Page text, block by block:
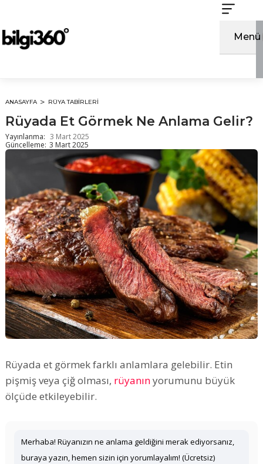
Menü
ANASAYFA RÜYA TABIRLERI
Rüyada Et Görmek Ne Anlama Gelir?
Yayınlanma: 3 Mart 2025
Güncelleme: 3 Mart 2025
Rüyada et görmek farklı anlamlara gelebilir. Etin
pişmiş veya çiğ olması, rüyanınyorumunu büyük
ölçüde etkileyebilir.
Merhaba! Rüyanızın ne anlama geldiğini merak ediyorsanız,
buraya yazın, hemen sizin için yorumlayalım! (Ücretsiz)